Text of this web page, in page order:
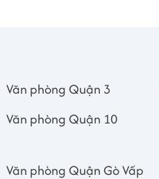
Văn phòng Quận 3
Văn phòng Quận 10
Văn phòng Quận Gò Vấp